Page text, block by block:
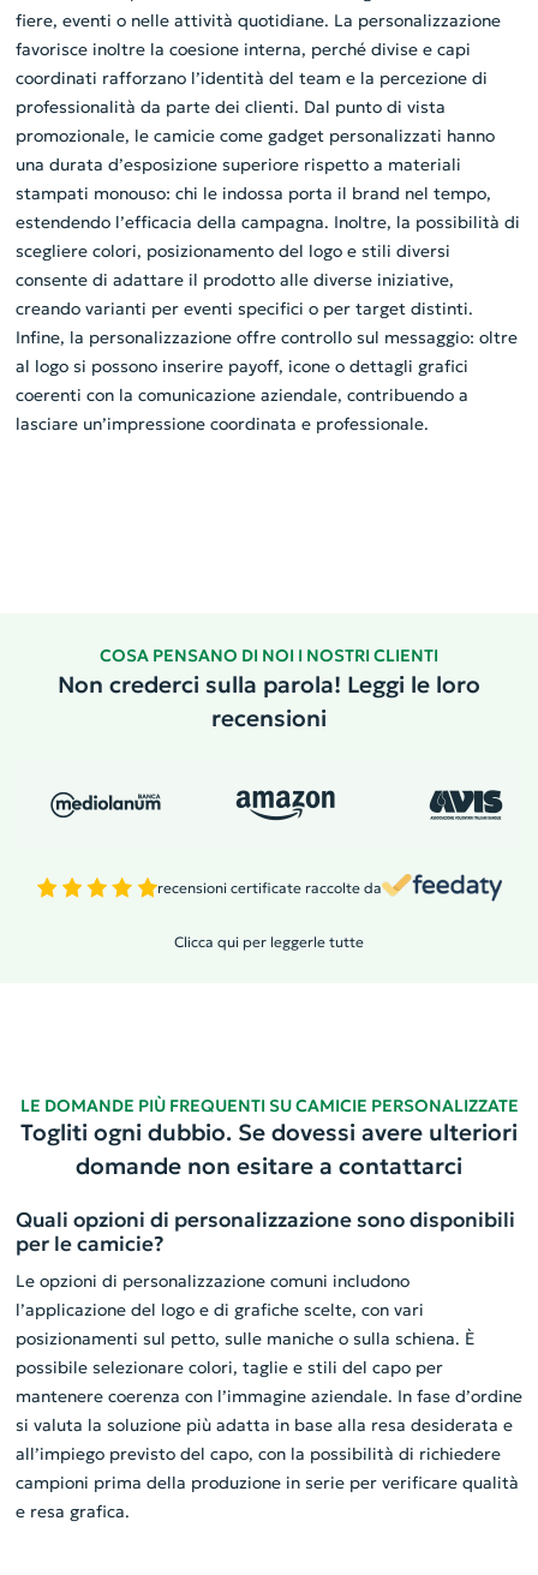
fiere, eventi o nelle attività quotidiane. La personalizzazione
favorisce inoltre la coesione interna, perché divise e capi
coordinati rafforzano l’identità del team e la percezione di
professionalità da parte dei clienti. Dal punto di vista
promozionale, le camicie come gadget personalizzati hanno
una durata d’esposizione superiore rispetto a materiali
stampati monouso: chi le indossa porta il brand nel tempo,
estendendo l’efficacia della campagna. Inoltre, la possibilità di
scegliere colori, posizionamento del logo e stili diversi
consente di adattare il prodotto alle diverse iniziative,
creando varianti per eventi specifici o per target distinti.
Infine, la personalizzazione offre controllo sul messaggio: oltre
al logo si possono inserire payoff, icone o dettagli grafici
coerenti con la comunicazione aziendale, contribuendo a
lasciare un’impressione coordinata e professionale.
COSA PENSANO DI NOI I NOSTRI CLIENTI
Non crederci sulla parola! Leggi le loro
recensioni
recensioni certificate raccolte da
Clicca qui per leggerle tutte
LE DOMANDE PIÙ FREQUENTI SU CAMICIE PERSONALIZZATE
Togliti ogni dubbio. Se dovessi avere ulteriori
domande non esitare a contattarci
Quali opzioni di personalizzazione sono disponibili
per le camicie?
Le opzioni di personalizzazione comuni includono
l’applicazione del logo e di grafiche scelte, con vari
posizionamenti sul petto, sulle maniche o sulla schiena. È
possibile selezionare colori, taglie e stili del capo per
mantenere coerenza con l’immagine aziendale. In fase d’ordine
si valuta la soluzione più adatta in base alla resa desiderata e
all’impiego previsto del capo, con la possibilità di richiedere
campioni prima della produzione in serie per verificare qualità
e resa grafica.